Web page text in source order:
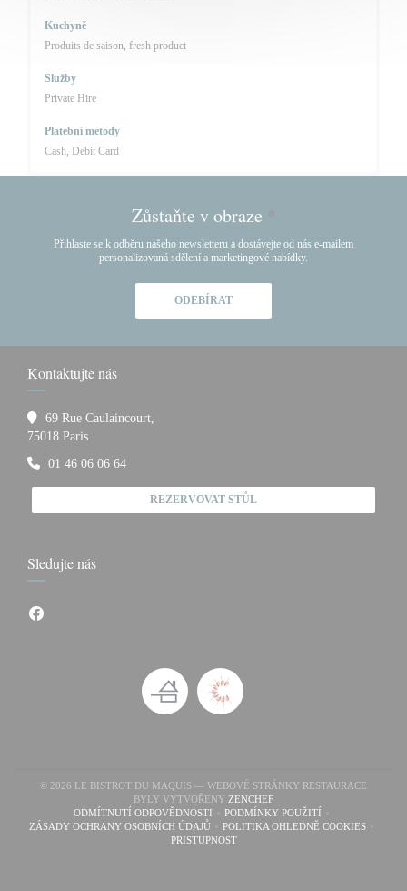
Kuchyně
Produits de saison, fresh product
Služby
Private Hire
Platební metody
Cash, Debit Card
Zůstaňte v obraze *
Přihlaste se k odběru našeho newsletteru a dostávejte od nás e-mailem
personalizovaná sdělení a marketingové nabídky.
ODEBÍRAT
Kontaktujte nás
69 Rue Caulaincourt,
75018 Paris((otevře se v novém okně))
01 46 06 06 64
REZERVOVAT STŮL
Sledujte nás
Facebook ((otevře se v novém okně))
© 2026 LE BISTROT DU MAQUIS — WEBOVÉ STRÁNKY RESTAURACE
BYLY VYTVOŘENY ZENCHEF((OTEVŘE SE V NOVÉM
ODMÍTNUTÍ ODPOVĚDNOSTI((OTEVŘE SE V NOVÉM OKNĚ))
PODMÍNKY POUŽITÍ((OTEVŘE SE V NOVÉM
ZÁSADY OCHRANY OSOBNÍCH ÚDAJŮ
((OTEVŘE SE V NOVÉM OKNĚ))POLITIKA OHLEDNĚ COOKIES
((OTEVŘE SE V
PRISTUPNOST((OTEVŘE SE V NOVÉM OKNĚ))